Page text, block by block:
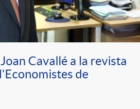
Cavallé a la revista
de